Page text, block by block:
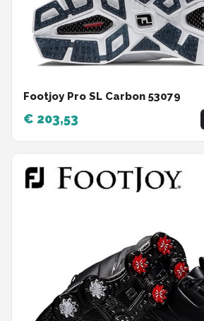
Footjoy Pro SL Carbon 53079
€ 203,53